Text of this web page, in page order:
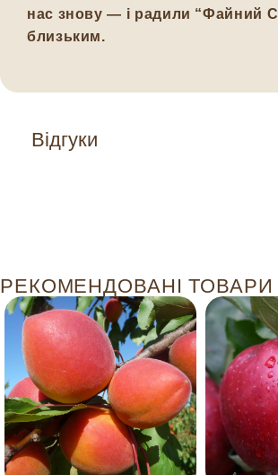
Відгуки
нас знову — і радили “Файний
близьким.
РЕКОМЕНДОВАНІ ТОВАРИ